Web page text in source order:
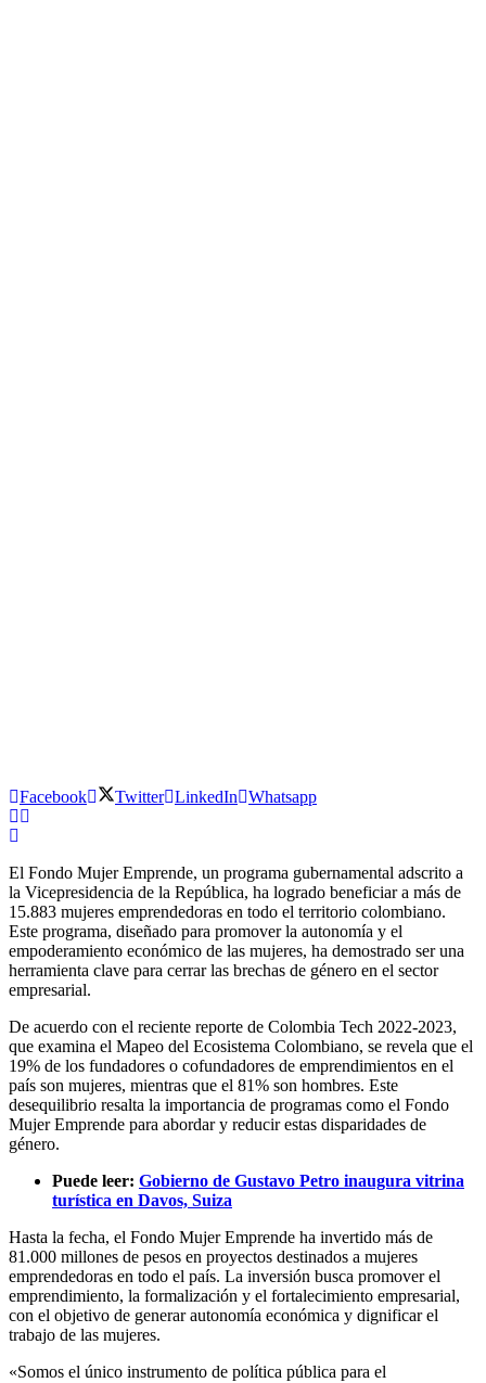
Facebook Twitter LinkedIn Whatsapp
El Fondo Mujer Emprende, un programa gubernamental adscrito a
la Vicepresidencia de la República, ha logrado beneficiar a más de
15.883 mujeres emprendedoras en todo el territorio colombiano.
Este programa, diseñado para promover la autonomía y el
empoderamiento económico de las mujeres, ha demostrado ser una
herramienta clave para cerrar las brechas de género en el sector
empresarial.
De acuerdo con el reciente reporte de Colombia Tech 2022-2023,
que examina el Mapeo del Ecosistema Colombiano, se revela que el
19% de los fundadores o cofundadores de emprendimientos en el
país son mujeres, mientras que el 81% son hombres. Este
desequilibrio resalta la importancia de programas como el Fondo
Mujer Emprende para abordar y reducir estas disparidades de
género.
Puede leer: Gobierno de Gustavo Petro inaugura vitrina
turística en Davos, Suiza
Hasta la fecha, el Fondo Mujer Emprende ha invertido más de
81.000 millones de pesos en proyectos destinados a mujeres
emprendedoras en todo el país. La inversión busca promover el
emprendimiento, la formalización y el fortalecimiento empresarial,
con el objetivo de generar autonomía económica y dignificar el
trabajo de las mujeres.
«Somos el único instrumento de política pública para el